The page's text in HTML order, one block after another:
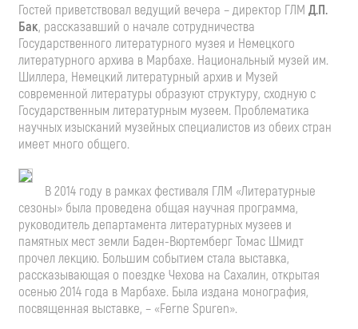
Гостей приветствовал ведущий вечера – директор ГЛМ Д.П.
Бак, рассказавший о начале сотрудничества
Государственного литературного музея и Немецкого
литературного архива в Марбахе. Национальный музей им.
Шиллера, Немецкий литературный архив и Музей
современной литературы образуют структуру, сходную с
Государственным литературным музеем. Проблематика
научных изысканий музейных специалистов из обеих стран
имеет много общего.
В 2014 году в рамках фестиваля ГЛМ «Литературные
сезоны» была проведена общая научная программа,
руководитель департамента литературных музеев и
памятных мест земли Баден-Вюртемберг Томас Шмидт
прочел лекцию. Большим событием стала выставка,
рассказывающая о поездке Чехова на Сахалин, открытая
осенью 2014 года в Марбахе. Была издана монография,
посвященная выставке, – «Ferne Spuren».